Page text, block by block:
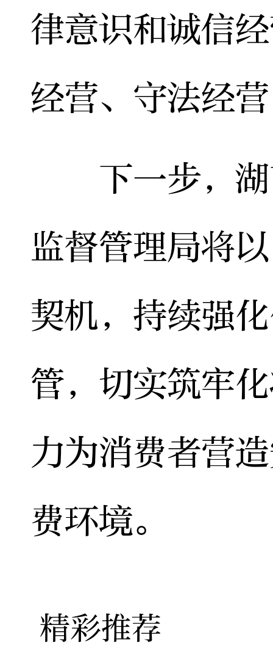
律意识和诚信
经营、守法经
下一步，湖
监督管理局将
契机，持续强
管，切实筑牢
力为消费者营
费环境。
精彩推荐